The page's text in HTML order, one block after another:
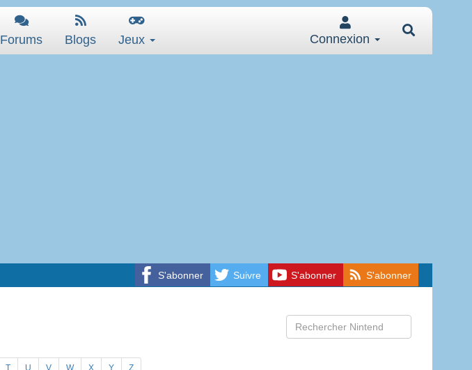
Forums Blogs Jeux Connexion
S'abonner Suivre S'abonner S'abonner
T U V W X Y Z